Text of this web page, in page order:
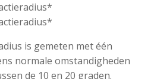
is gemeten met één
normale omstandigheden
de 10 en 20 graden.